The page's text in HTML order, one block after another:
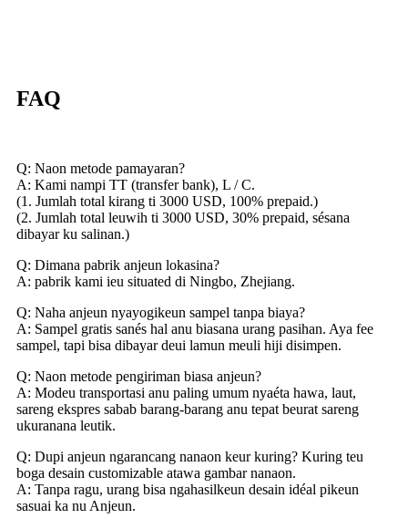
FAQ
Q: Naon metode pamayaran?
A: Kami nampi TT (transfer bank), L / C.
(1. Jumlah total kirang ti 3000 USD, 100% prepaid.)
(2. Jumlah total leuwih ti 3000 USD, 30% prepaid, sésana
dibayar ku salinan.)
Q: Dimana pabrik anjeun lokasina?
A: pabrik kami ieu situated di Ningbo, Zhejiang.
Q: Naha anjeun nyayogikeun sampel tanpa biaya?
A: Sampel gratis sanés hal anu biasana urang pasihan. Aya fee
sampel, tapi bisa dibayar deui lamun meuli hiji disimpen.
Q: Naon metode pengiriman biasa anjeun?
A: Modeu transportasi anu paling umum nyaéta hawa, laut,
sareng ekspres sabab barang-barang anu tepat beurat sareng
ukuranana leutik.
Q: Dupi anjeun ngarancang nanaon keur kuring? Kuring teu
boga desain customizable atawa gambar nanaon.
A: Tanpa ragu, urang bisa ngahasilkeun desain idéal pikeun
sasuai ka nu Anjeun.